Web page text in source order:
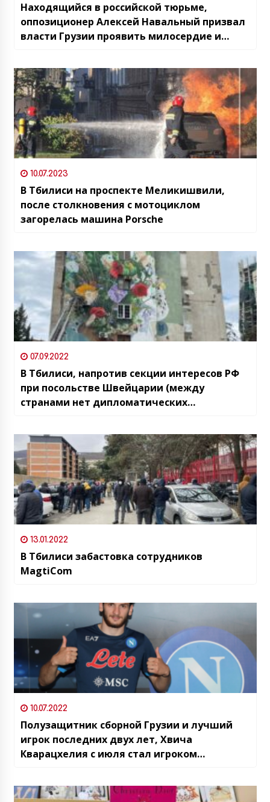
Находящийся в российской тюрьме,
оппозиционер Алексей Навальный призвал
власти Грузии проявить милосердие и
10.07.2023
В Тбилиси на проспекте Меликишвили,
после столкновения с мотоциклом
загорелась машина Porsche
07.09.2022
В Тбилиси, напротив секции интересов РФ
при посольстве Швейцарии (между
странами нет дипломатических
мурал
13.01.2022
В Тбилиси забастовка сотрудников
MagtiCom
10.07.2022
Полузащитник сборной Грузии и лучший
игрок последних двух лет, Хвича
Кварацхелия с июля стал игроком